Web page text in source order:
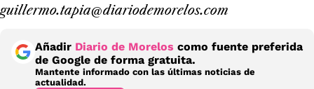
guillermo.tapia@diariodemorelos.com
Añadir Diario de Morelos como fuente preferida
de Google de forma gratuita.
Mantente informado con las últimas noticias de
actualidad.